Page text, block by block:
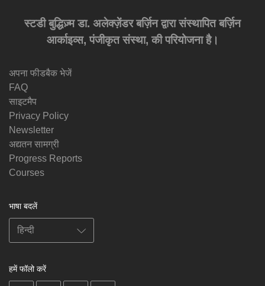
स्टडी बुद्धिज़्म डा. अलेक्ज़ेंडर बर्ज़िन द्वारा संस्थापित बर्ज़िन
आर्काइव्स, पंजीकृत संस्था, की परियोजना है।
अपना फीडबैक भेजें
FAQ
साइटमैप
Privacy Policy
Newsletter
अद्यतन सामग्री
Progress Reports
Courses
भाषा बदलें
हमें फॉलो करें